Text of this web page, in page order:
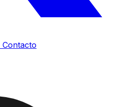
Contacto